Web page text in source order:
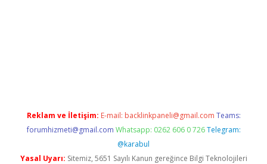
Reklam ve İletişim: E-mail: backlinkpaneli@gmail.com Teams:
forumhizmeti@gmail.com Whatsapp: 0262 606 0 726 Telegram:
@karabul
Yasal Uyarı: Sitemiz, 5651 Sayılı Kanun gereğince Bilgi Teknolojileri